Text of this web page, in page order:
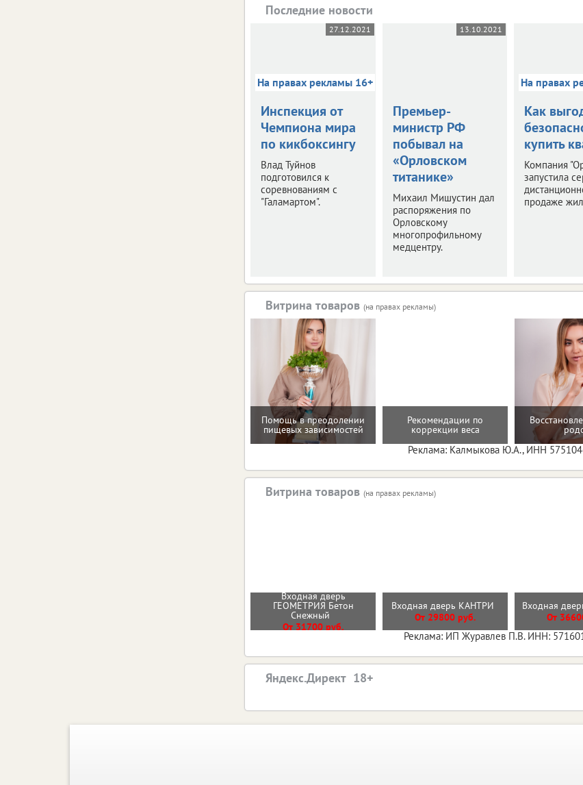
Последние новости
27.12.2021
На правах рекламы 16+
Инспекция от
Чемпиона мира
по кикбоксингу
Влад Туйнов
подготовился к
соревнованиям с
"Галамартом".
13.10.2021
Премьер-
министр РФ
побывал на
«Орловском
титанике»
Михаил Мишустин дал
распоряжения по
Орловскому
многопрофильному
медцентру.
На правах
Как
купить
Компания
запустила
продаже
Витрина товаров (на правах рекламы)
Помощь в преодолении
пищевых зависимостей
Рекомендации по
коррекции веса
Реклама: Калмыкова Ю.А., ИНН
Витрина товаров (на правах рекламы)
Входная дверь
ГЕОМЕТРИЯ Бетон
Снежный
От 31700 руб.
Входная дверь КАНТРИ
От 29800 руб.
Входная
От
Реклама: ИП Журавлев П.В. ИНН:
Яндекс.Директ